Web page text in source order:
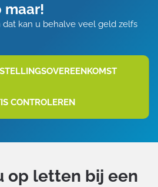
maar!
dat kan u behalve veel geld zelfs
CONTROLEREN
op letten bij een